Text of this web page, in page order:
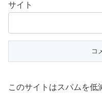
サイト
このサイトはスパムを低